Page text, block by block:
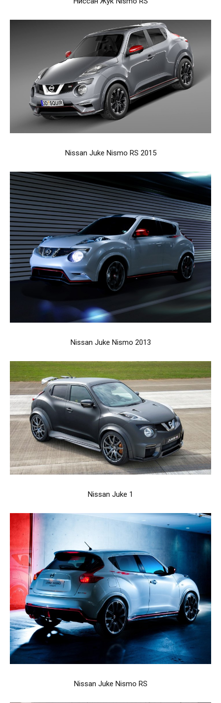
Nissan Juke Nismo RS 2015
Nissan Juke Nismo 2013
Nissan Juke 1
Nissan Juke Nismo RS